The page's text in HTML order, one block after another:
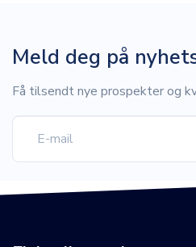
Meld deg på
Få tilsendt nye prospekter og